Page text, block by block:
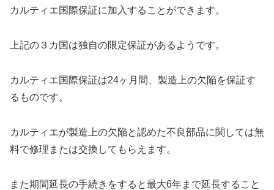
カルティエ国際保証に加入することができます。
上記の３カ国は独自の限定保証があるようです。
カルティエ国際保証は24ヶ月間、製造上の欠陥を保証す
るものです。
カルティエが製造上の欠陥と認めた不良部品に関しては無
料で修理または交換してもらえます。
また期間延長の手続きをすると最大6年まで延長すること